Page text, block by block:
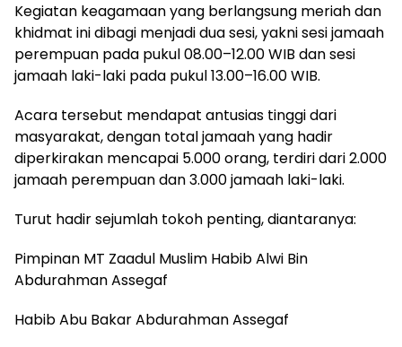
Kegiatan keagamaan yang berlangsung meriah dan
khidmat ini dibagi menjadi dua sesi, yakni sesi jamaah
perempuan pada pukul 08.00–12.00 WIB dan sesi
jamaah laki-laki pada pukul 13.00–16.00 WIB.
Acara tersebut mendapat antusias tinggi dari
masyarakat, dengan total jamaah yang hadir
diperkirakan mencapai 5.000 orang, terdiri dari 2.000
jamaah perempuan dan 3.000 jamaah laki-laki.
Turut hadir sejumlah tokoh penting, diantaranya:
Pimpinan MT Zaadul Muslim Habib Alwi Bin
Abdurahman Assegaf
Habib Abu Bakar Abdurahman Assegaf